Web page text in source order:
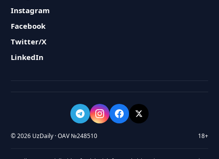
Instagram
Facebook
Twitter/X
LinkedIn
© 2026 UzDaily · OAV №248510 18+